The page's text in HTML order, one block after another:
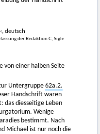
‹, deutsch
der Redaktion C, Sigle
von einer halben Seite
Untergruppe62a.2.
Handschrift waren
das diesseitige Leben
Wenige
bestimmt. Nach
Michael ist nur noch die